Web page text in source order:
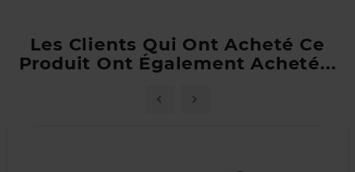
Les Clients Qui Ont Acheté Ce
Produit Ont Également Acheté...